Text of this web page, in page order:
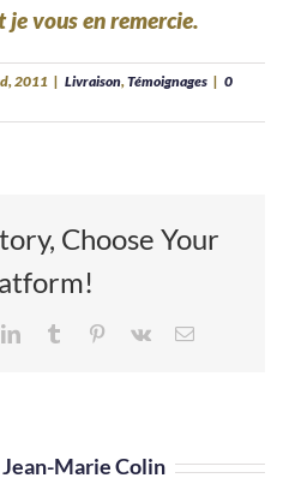
je vous en remercie.
2011 | Livraison,Témoignages | 0
Choose Your
LinkedInTumblr Pinterest
Vk Email
Jean-Marie Colin